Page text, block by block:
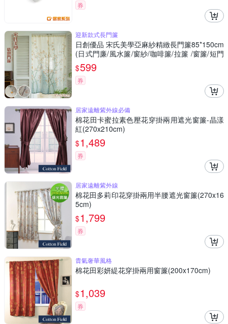
券
迎新款式長門簾
日創優品 宋氏美學亞麻紗精緻長門簾85*150cm
(日式門廉/風水簾/窗紗/咖啡簾/拉簾 /窗簾/短門
簾)
$599
券
居家遠離紫外線必備
棉花田卡蜜拉素色壓花穿掛兩用遮光窗簾-晶漾
紅(270x210cm)
$1,489
券
居家遠離紫外線
棉花田多莉印花穿掛兩用半腰遮光窗簾(270x16
5cm)
$1,799
券
貴氣奢華風格
棉花田彩妍緹花穿掛兩用窗簾(200x170cm)
$1,039
券